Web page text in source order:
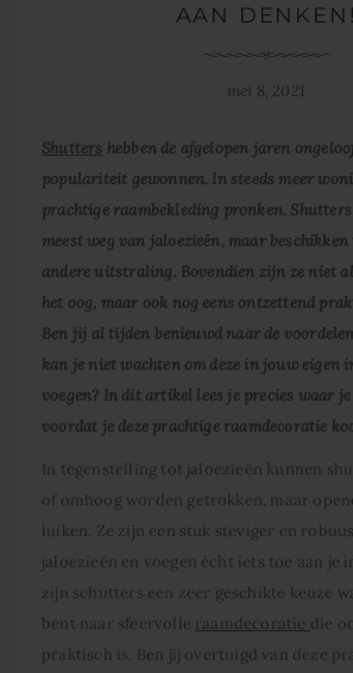
AAN DENKEN!
mei 8, 2021
Shutters hebben de afgelopen jaren
populariteit gewonnen. In steeds meer
prachtige raambekleding pronken. Shutters
meest weg van jaloezieën, maar
andere uitstraling. Bovendien zijn ze niet
het oog, maar ook nog eens ontzettend
Ben jij al tijden benieuwd naar de
kan je niet wachten om deze in jouw eigen
voegen? In dit artikel lees je precies waar
voordat je deze prachtige raamdecoratie
In tegenstelling tot jaloezieën kunnen
of omhoog worden getrokken, maar
luiken. Ze zijn een stuk steviger en
jaloezieën en voegen écht iets toe aan je
zijn schutters een zeer geschikte keuze
bent naar sfeervolle raamdecoratie die
praktisch is. Ben jij overtuigd van deze